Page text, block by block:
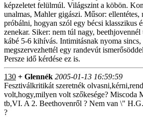
képzeletet felülmúl. Világszint a köbön.
unalmas, Mahler gigászi. Műsor:
próbálni, hogyan szól egy bécsi klasszikus
zenekar. Siker: nem túl nagy,
kábé 5-6 kihívás. Intimitásnak nyoma sincs,
megszervezhettél egy randevút
Persze idő kérdése ez is.
130 + Glennék 2005-01-13 16:59:59
Fesztiválkritikát szeretnék
volt,hogy,milyen volt szőkesége? Miscoda
tb,VI. A 2. Beethovenről ? Nem van \"
?